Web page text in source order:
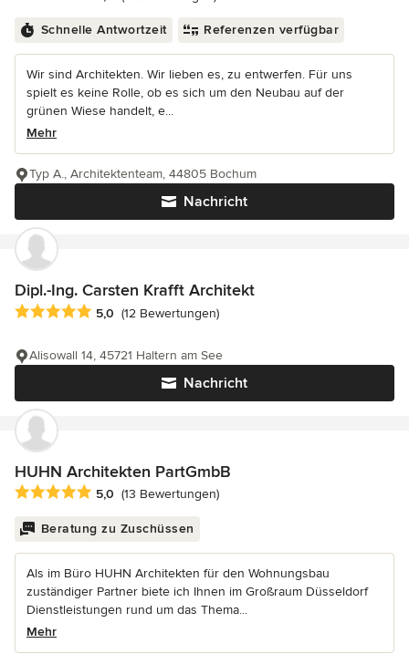
Schnelle Antwortzeit Referenzen verfügbar
Wir sind Architekten. Wir lieben es, zu entwerfen. Für uns
spielt es keine Rolle, ob es sich um den Neubau auf der
grünen Wiese handelt, e...
Mehr
Nachricht
Typ A., Architektenteam, 44805 Bochum
Dipl.-Ing. Carsten Krafft Architekt
Durchschnittliche Bewertung: 5 von 5 Sternen
5,0 (12 Bewertungen)
Nachricht
Alisowall 14, 45721 Haltern am See
HUHN Architekten PartGmbB
Durchschnittliche Bewertung: 5 von 5 Sternen
5,0 (13 Bewertungen)
Beratung zu Zuschüssen
Als im Büro HUHN Architekten für den Wohnungsbau
zuständiger Partner biete ich Ihnen im Großraum Düsseldorf
Dienstleistungen rund um das Thema...
Mehr